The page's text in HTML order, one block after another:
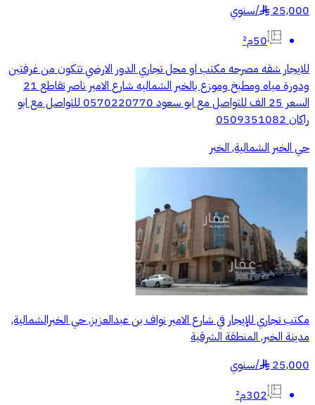
25,000
§
/سنوي
50م²
للايجار شقه مصرحه مكتب او محل تجاري الدور الارضي تتكون من غرفتين
ودورة مياه ومطبخ وموزع بالخبر الشماليه شارع الامير ناصر تقاطع 21
السعر 25 الف للتواصل مع ابو سعود 0570220770 للتواصل مع ابو
راكان 0509351082
حي الخبر الشمالية, الخبر
مكتب تجاري للإيجار في شارع الامير نواف بن عبدالعزيز, حي الخبرالشمالية,
مدينة الخبر, المنطقة الشرقية
25,000
§
/سنوي
302م²